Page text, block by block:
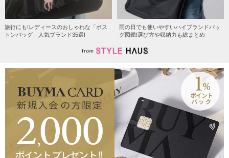
旅行にも!レディースのおしゃれな「ボス
トンバッグ」人気ブランド35選!
雨の日でも使いやすいハイブランドバッ
グ図鑑!選び方や収納力も総まとめ